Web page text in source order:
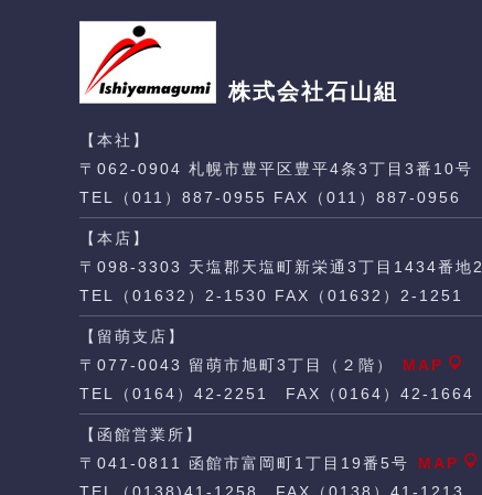
株式会社石山組
【本社】
〒062-0904 札幌市豊平区豊平4条3丁目3番10号
TEL（011）887-0955 FAX（011）887-0956
【本店】
〒098-3303 天塩郡天塩町新栄通3丁目1434番地2
TEL（01632）2-1530 FAX（01632）2-1251
【留萌支店】
〒077-0043 留萌市旭町3丁目（２階）
MAP
TEL（0164）42-2251 FAX（0164）42-1664
【函館営業所】
〒041-0811 函館市富岡町1丁目19番5号
MAP